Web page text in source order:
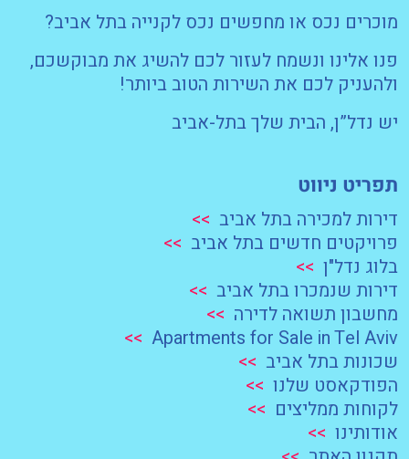
מוכרים נכס או מחפשים נכס לקנייה בתל אביב?
פנו אלינו ונשמח לעזור לכם להשיג את מבוקשכם,
ולהעניק לכם את השירות הטוב ביותר!
יש נדל”ן, הבית שלך בתל-אביב
תפריט ניווט
דירות למכירה בתל אביב >>
פרויקטים חדשים בתל אביב >>
בלוג נדל"ן
>>
דירות שנמכרו בתל אביב >>
מחשבון תשואה לדירה >>
Apartments for Sale in Tel Aviv
>>
שכונות בתל אביב >>
הפודקאסט שלנו
>>
לקוחות ממליצים >>
אודותינו
>>